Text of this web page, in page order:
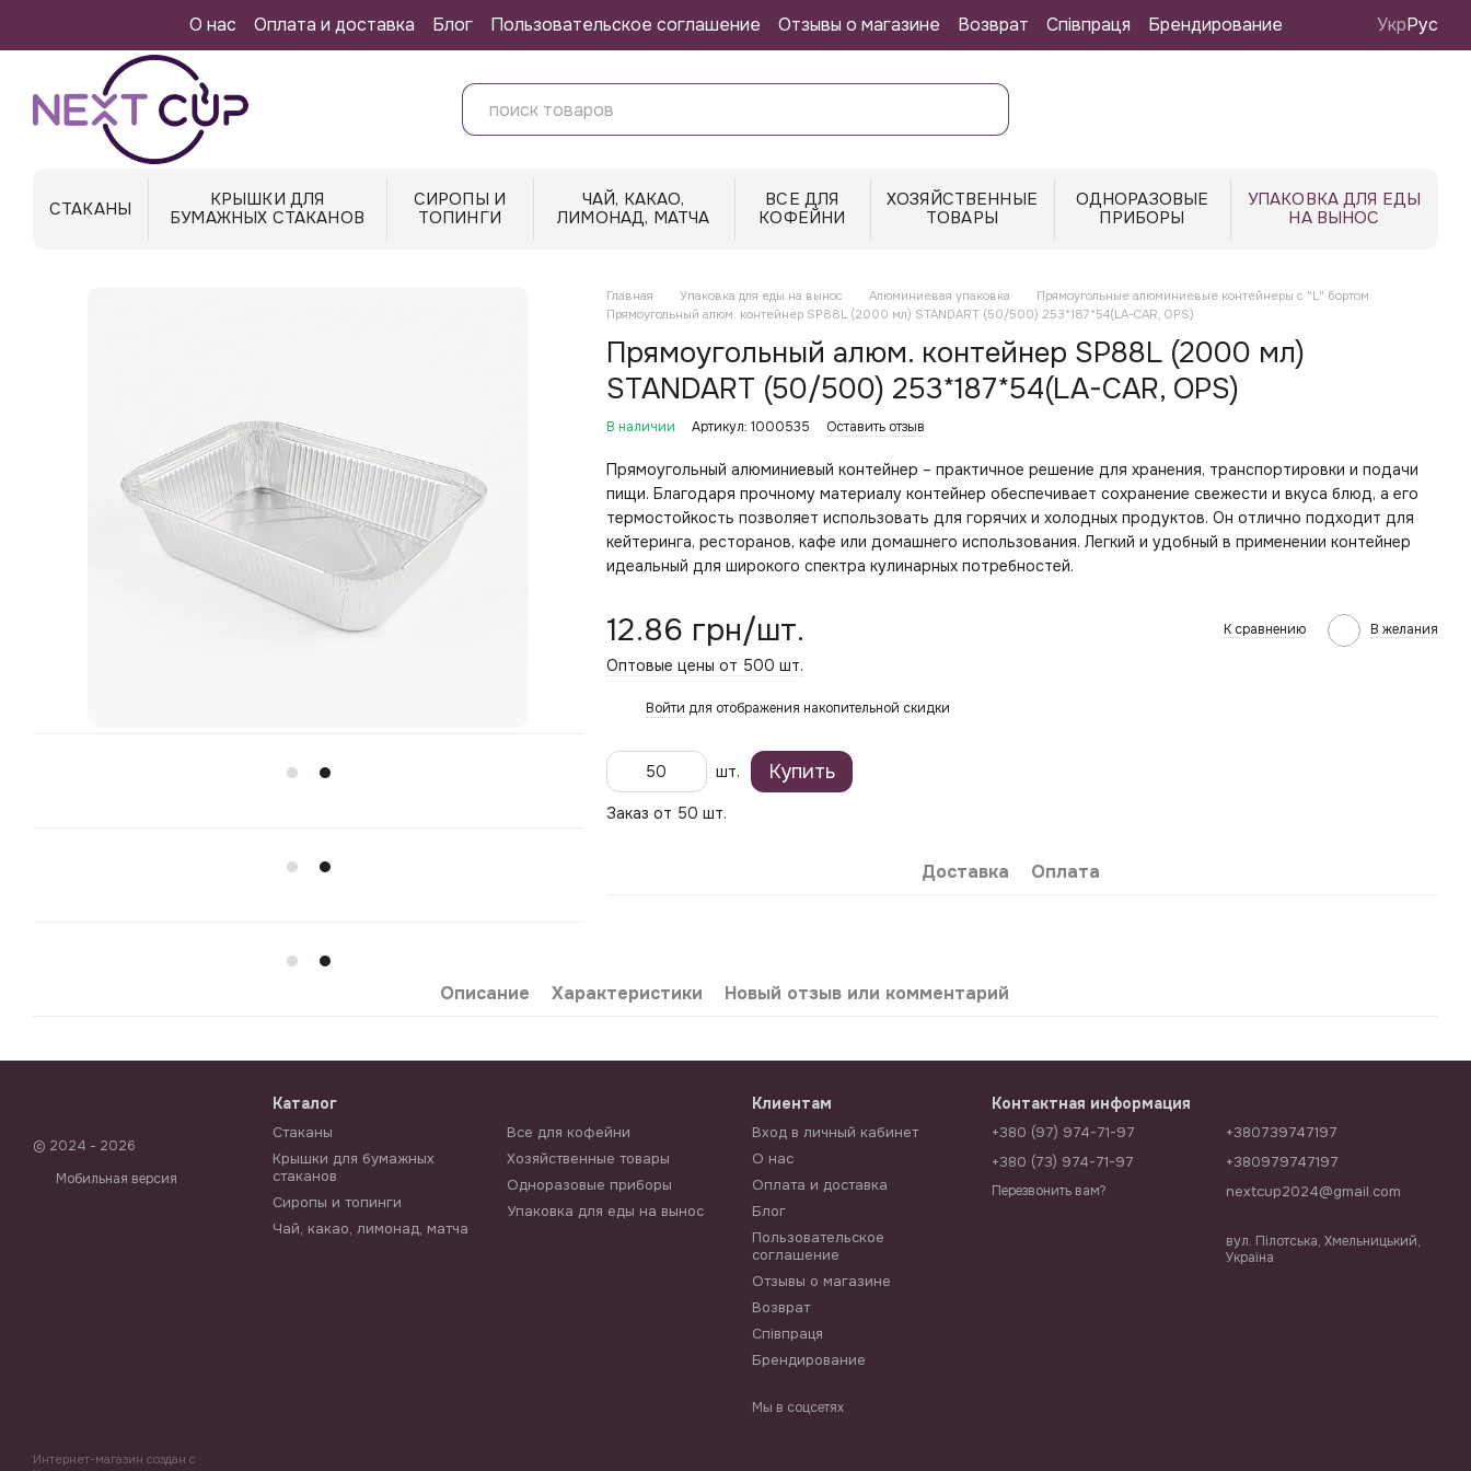
Перейти к основному контенту
О нас Оплата и доставка Блог Пользовательское соглашение Отзывы о магазине Возврат Співпраця Брендирование УкрРус
СТАКАНЫ
КРЫШКИ ДЛЯ
БУМАЖНЫХ СТАКАНОВ
СИРОПЫ И
ТОПИНГИ
ЧАЙ, КАКАО,
ЛИМОНАД, МАТЧА
ВСЕ ДЛЯ
КОФЕЙНИ
ХОЗЯЙСТВЕННЫЕ
ТОВАРЫ
ОДНОРАЗОВЫЕ
ПРИБОРЫ
УПАКОВКА ДЛЯ ЕДЫ
НА ВЫНОС
Главная Упаковка для еды на вынос Алюминиевая упаковка
Прямоугольные алюминиевые контейнеры с "L" бортом
Прямоугольный алюм. контейнер SP88L (2000 мл) STANDART (50/500) 253*187*54(LA-CAR, OPS)
Прямоугольный алюм. контейнер SP88L (2000 мл)
STANDART (50/500) 253*187*54(LA-CAR, OPS)
В наличии Артикул: 1000535 Оставить отзыв
Прямоугольный алюминиевый контейнер – практичное решение для хранения, транспортировки и подачи
пищи. Благодаря прочному материалу контейнер обеспечивает сохранение свежести и вкуса блюд, а его
термостойкость позволяет использовать для горячих и холодных продуктов. Он отлично подходит для
кейтеринга, ресторанов, кафе или домашнего использования. Легкий и удобный в применении контейнер
идеальный для широкого спектра кулинарных потребностей.
12.86 грн/шт. К сравнению В желания
Оптовые цены от 500 шт.
Войти для отображения накопительной скидки
шт. Купить
Заказ от 50 шт.
Доставка Оплата
Описание Характеристики Новый отзыв или комментарий
© 2024 - 2026
Мобильная версия
Интернет-магазин создан с
Каталог
Стаканы
Крышки для бумажных
стаканов
Сиропы и топинги
Чай, какао, лимонад, матча
Все для кофейни
Хозяйственные товары
Одноразовые приборы
Упаковка для еды на вынос
Клиентам
Вход в личный кабинет
О нас
Оплата и доставка
Блог
Пользовательское
соглашение
Отзывы о магазине
Возврат
Співпраця
Брендирование
Мы в соцсетях
Контактная информация
+380 (97) 974-71-97
+380 (73) 974-71-97
Перезвонить вам?
+380739747197
+380979747197
nextcup2024@gmail.com
вул. Пілотська, Хмельницький,
Україна